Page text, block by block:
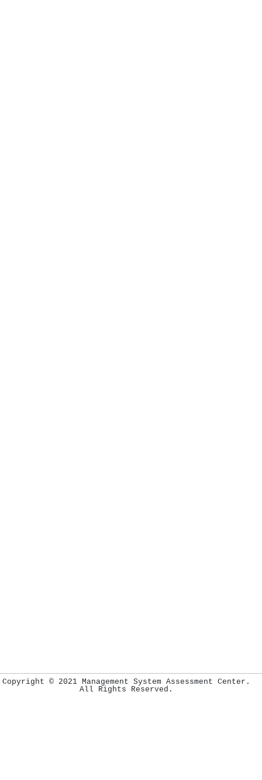
Copyright © 2021 Management System Assessment Center.
All Rights Reserved.